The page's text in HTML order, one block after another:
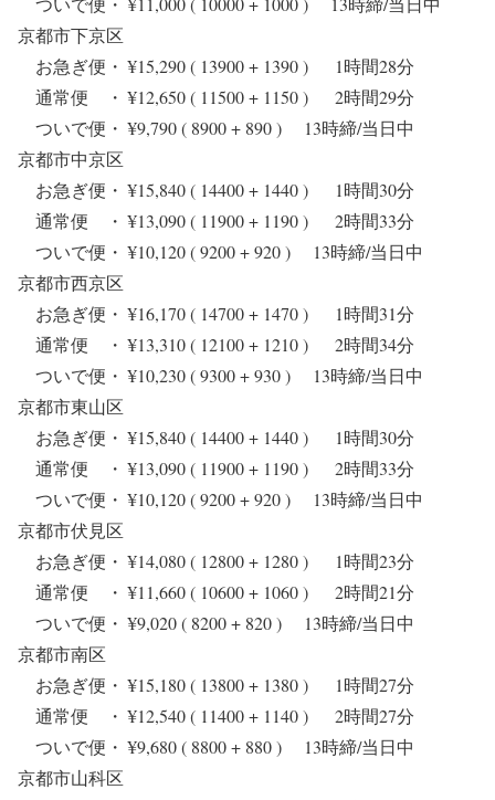
京都市下京区
お急ぎ便・ ¥15,290 ( 13900 + 1390 ) 1時間28分
通常便 ・ ¥12,650 ( 11500 + 1150 ) 2時間29分
ついで便・ ¥9,790 ( 8900 + 890 ) 13時締/当日中
京都市中京区
お急ぎ便・ ¥15,840 ( 14400 + 1440 ) 1時間30分
通常便 ・ ¥13,090 ( 11900 + 1190 ) 2時間33分
ついで便・ ¥10,120 ( 9200 + 920 ) 13時締/当日中
京都市西京区
お急ぎ便・ ¥16,170 ( 14700 + 1470 ) 1時間31分
通常便 ・ ¥13,310 ( 12100 + 1210 ) 2時間34分
ついで便・ ¥10,230 ( 9300 + 930 ) 13時締/当日中
京都市東山区
お急ぎ便・ ¥15,840 ( 14400 + 1440 ) 1時間30分
通常便 ・ ¥13,090 ( 11900 + 1190 ) 2時間33分
ついで便・ ¥10,120 ( 9200 + 920 ) 13時締/当日中
京都市伏見区
お急ぎ便・ ¥14,080 ( 12800 + 1280 ) 1時間23分
通常便 ・ ¥11,660 ( 10600 + 1060 ) 2時間21分
ついで便・ ¥9,020 ( 8200 + 820 ) 13時締/当日中
京都市南区
お急ぎ便・ ¥15,180 ( 13800 + 1380 ) 1時間27分
通常便 ・ ¥12,540 ( 11400 + 1140 ) 2時間27分
ついで便・ ¥9,680 ( 8800 + 880 ) 13時締/当日中
京都市山科区